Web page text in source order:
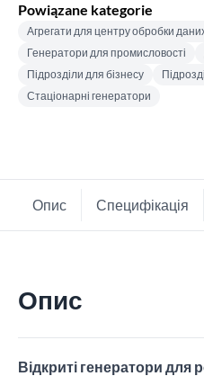
Powiązane kategorie
Агрегати для центру обробки
Генератори для промисловості
Підрозділи для бізнесу
Стаціонарні генератори
Опис Специфікація
Опис
Відкриті генератори для